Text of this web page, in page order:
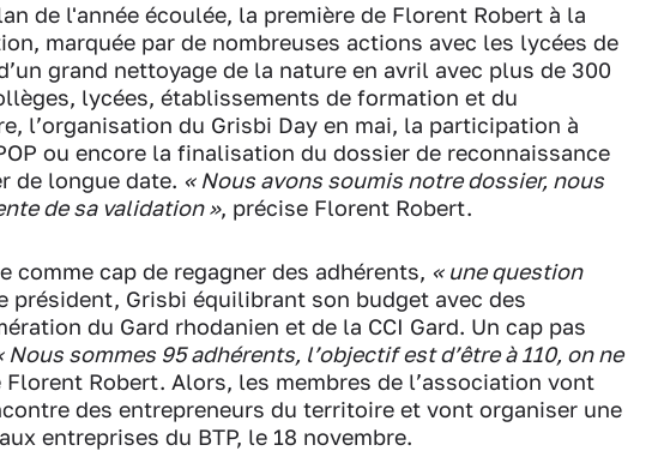
de l'année écoulée, la première de Florent Robert à la
marquée par de nombreuses actions avec les lycées de
grand nettoyage de la nature en avril avec plus de 300
lycées, établissements de formation et du
l’organisation du Grisbi Day en mai, la participation à
ou encore la finalisation du dossier de reconnaissance
de longue date. « Nous avons soumis notre dossier, nous
de sa validation », précise Florent Robert.
comme cap de regagner des adhérents, « une question
président, Grisbi équilibrant son budget avec des
du Gard rhodanien et de la CCI Gard. Un cap pas
Nous sommes 95 adhérents, l’objectif est d’être à 110, on ne
Robert. Alors, les membres de l’association vont
des entrepreneurs du territoire et vont organiser une
entreprises du BTP, le 18 novembre.